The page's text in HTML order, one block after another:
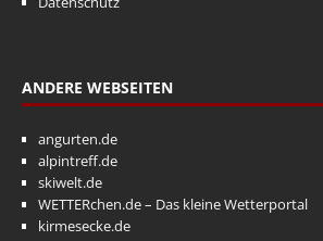
ANDERE WEBSEITEN
angurten.de
alpintreff.de
skiwelt.de
WETTERchen.de – Das kleine Wetterportal
kirmesecke.de